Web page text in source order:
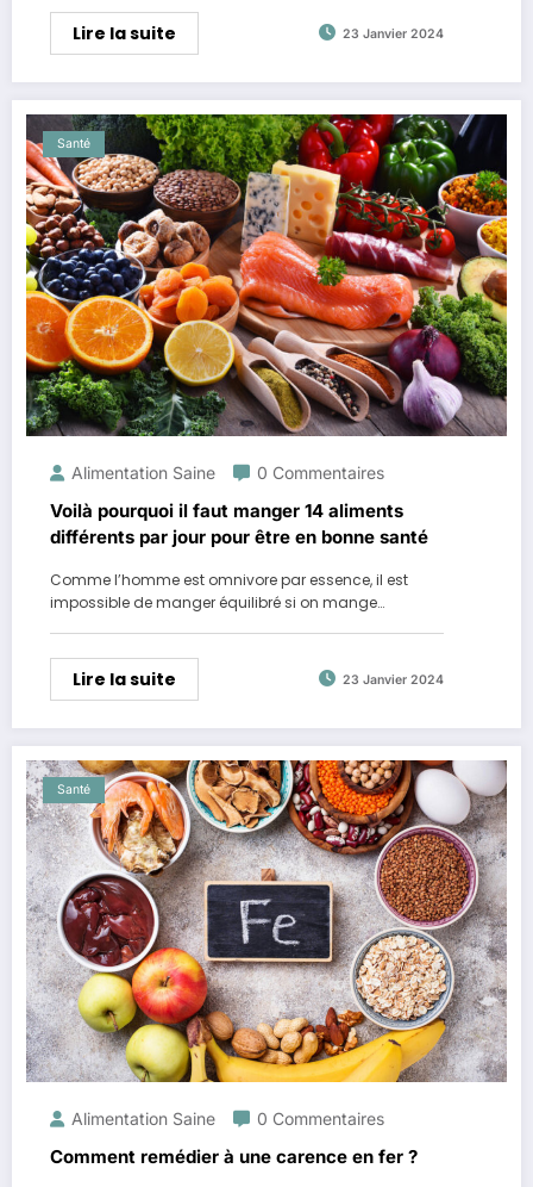
Lire la suite 23 Janvier 2024
Santé
Alimentation Saine 0 Commentaires
Voilà pourquoi il faut manger 14 aliments
différents par jour pour être en bonne santé
Comme l’homme est omnivore par essence, il est
impossible de manger équilibré si on mange…
Lire la suite 23 Janvier 2024
Santé
Alimentation Saine 0 Commentaires
Comment remédier à une carence en fer ?